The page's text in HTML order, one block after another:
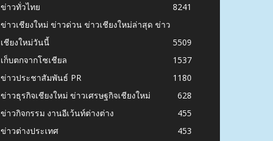
ข่าวทั่วไทย
8241
ข่าวเชียงใหม่ ข่าวด่วน ข่าวเชียงใหม่ล่าสุด ข่าว
เชียงใหม่วันนี้
5509
เก็บตกจากโซเชียล
1537
ข่าวประชาสัมพันธ์ PR
1180
ข่าวธุรกิจเชียงใหม่ ข่าวเศรษฐกิจเชียงใหม่
628
ข่าวกิจกรรม งานอีเว้นท์ต่างต่าง
455
ข่าวต่างประเทศ
453